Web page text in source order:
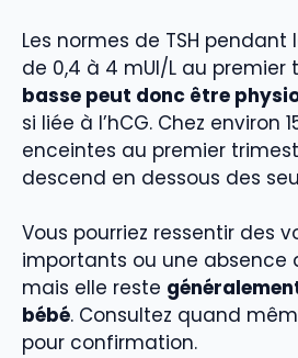
Les normes de TSH pendant
de 0,4 à 4 mUI/L au premier
basse peut donc être
si liée à l’hCG. Chez environ
enceintes au premier
descend en dessous des
Vous pourriez ressentir des
importants ou une absence
mais elle reste
bébé. Consultez quand
pour confirmation.